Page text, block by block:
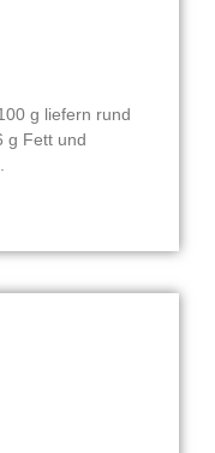
g liefern rund
g Fett und